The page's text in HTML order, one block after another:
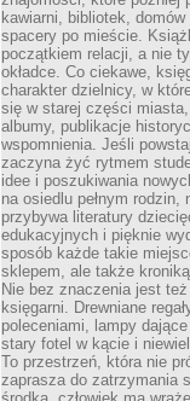
kawiarni, bibliotek, domów
spacery po mieście.
początkiem relacji, a nie
okładce. Co ciekawe,
charakter dzielnicy, w
się w starej części
albumy, publikacje
wspomnienia. Jeśli
zaczyna żyć rytmem
idee i poszukiwania
na osiedlu pełnym rodzin,
przybywa literatury
edukacyjnych i pięknie
sposób każde takie
sklepem, ale także
Nie bez znaczenia jest też
księgarni. Drewniane
poleceniami, lampy
stary fotel w kącie i
To przestrzeń, która nie
zaprasza do zatrzymania